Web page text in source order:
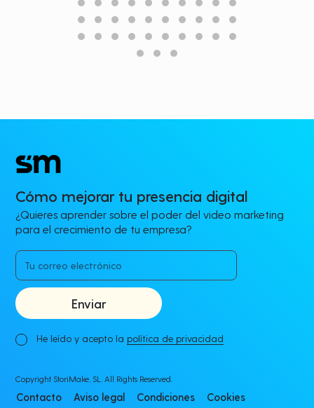
Cómo mejorar tu presencia digital
¿Quieres aprender sobre el poder del video marketing
para el crecimiento de tu empresa?
He leído y acepto la política de privacidad
Copyright StoriMake, SL. All Rights Reserved.
Contacto Aviso legal Condiciones Cookies